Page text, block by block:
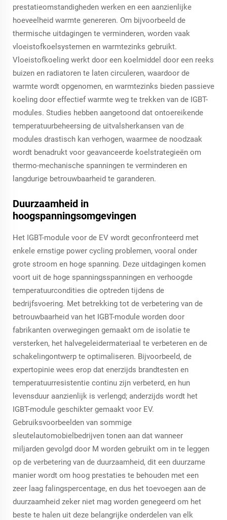
prestatieomstandigheden werken en een aanzienlijke
hoeveelheid warmte genereren. Om bijvoorbeeld de
thermische uitdagingen te verminderen, worden vaak
vloeistofkoelsystemen en warmtezinks gebruikt.
Vloeistofkoeling werkt door een koelmiddel door een reeks
buizen en radiatoren te laten circuleren, waardoor de
warmte wordt opgenomen, en warmtezinks bieden passieve
koeling door effectief warmte weg te trekken van de IGBT-
modules. Studies hebben aangetoond dat ontoereikende
temperatuurbeheersing de uitvalsherkansen van de
modules drastisch kan verhogen, waarmee de noodzaak
wordt benadrukt voor geavanceerde koelstrategieën om
thermo-mechanische spanningen te verminderen en
langdurige betrouwbaarheid te garanderen.
Duurzaamheid in
hoogspanningsomgevingen
Het IGBT-module voor de EV wordt geconfronteerd met
enkele ernstige power cycling problemen, vooral onder
grote stroom en hoge spanning. Deze uitdagingen komen
voort uit de hoge spanningsspanningen en verhoogde
temperatuurcondities die optreden tijdens de
bedrijfsvoering. Met betrekking tot de verbetering van de
betrouwbaarheid van het IGBT-module worden door
fabrikanten overwegingen gemaakt om de isolatie te
versterken, het halvegeleidermateriaal te verbeteren en de
schakelingontwerp te optimaliseren. Bijvoorbeeld, de
expertopinie wees erop dat enerzijds brandtesten en
temperatuurresistentie continu zijn verbeterd, en hun
levensduur aanzienlijk is verlengd; anderzijds wordt het
IGBT-module geschikter gemaakt voor EV.
Gebruiksvoorbeelden van sommige
sleutelautomobielbedrijven tonen aan dat wanneer
miljarden gevolgd door M worden gebruikt om in te leggen
op de verbetering van de duurzaamheid, dit een duurzame
manier wordt om hoog prestaties te behouden met een
zeer laag falingspercentage, en dus het toevoegen aan de
duurzaamheid zeker niet mag worden genegeerd om het
beste te halen uit deze belangrijke onderdelen van elk